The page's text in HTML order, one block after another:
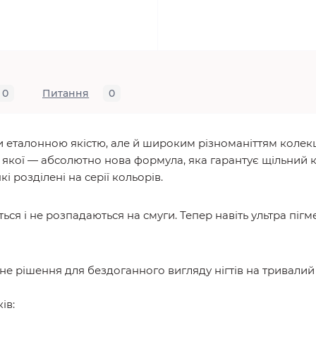
0 Питання 0
еталонною якістю, але й широким різноманіттям
якої — абсолютно нова формула, яка гарантує
розділені на серії кольорів.
і не розпадаються на смуги. Тепер навіть ультра
рішення для бездоганного вигляду нігтів на тривалий